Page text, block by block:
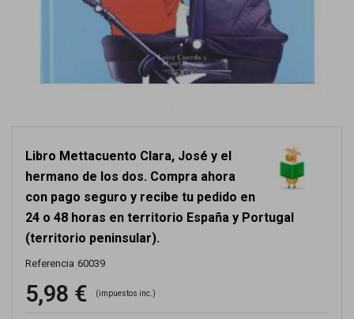
Libro Mettacuento Clara, José y el
hermano de los dos. Compra ahora
con pago seguro y recibe tu pedido en
24 o 48 horas en territorio España y Portugal
(territorio peninsular).
Referencia 60039
5,98 € (impuestos inc.)